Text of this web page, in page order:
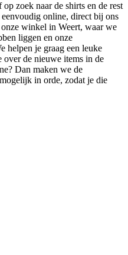
zoek naar de shirts en de rest
eenvoudig online, direct bij ons
winkel in Weert, waar we
liggen en onze
helpen je graag een leuke
over de nieuwe items in de
Dan maken we de
in orde, zodat je die